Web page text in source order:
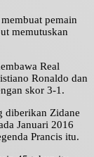
pemain
memutuskan
Real
Ronaldo dan
skor 3-1.
diberikan Zidane
Januari 2016
Prancis itu.